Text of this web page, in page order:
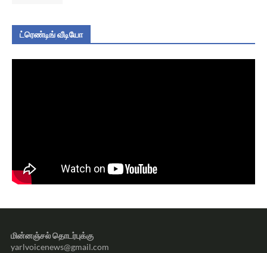
ட்ரெண்டிங் வீடியோ
மின்னஞ்சல் தொடர்புக்கு
yarlvoicenews@gmail.com